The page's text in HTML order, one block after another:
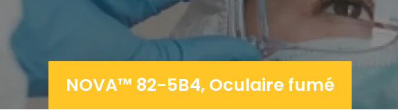
NOVA™ 82-5B4, Oculaire fumé